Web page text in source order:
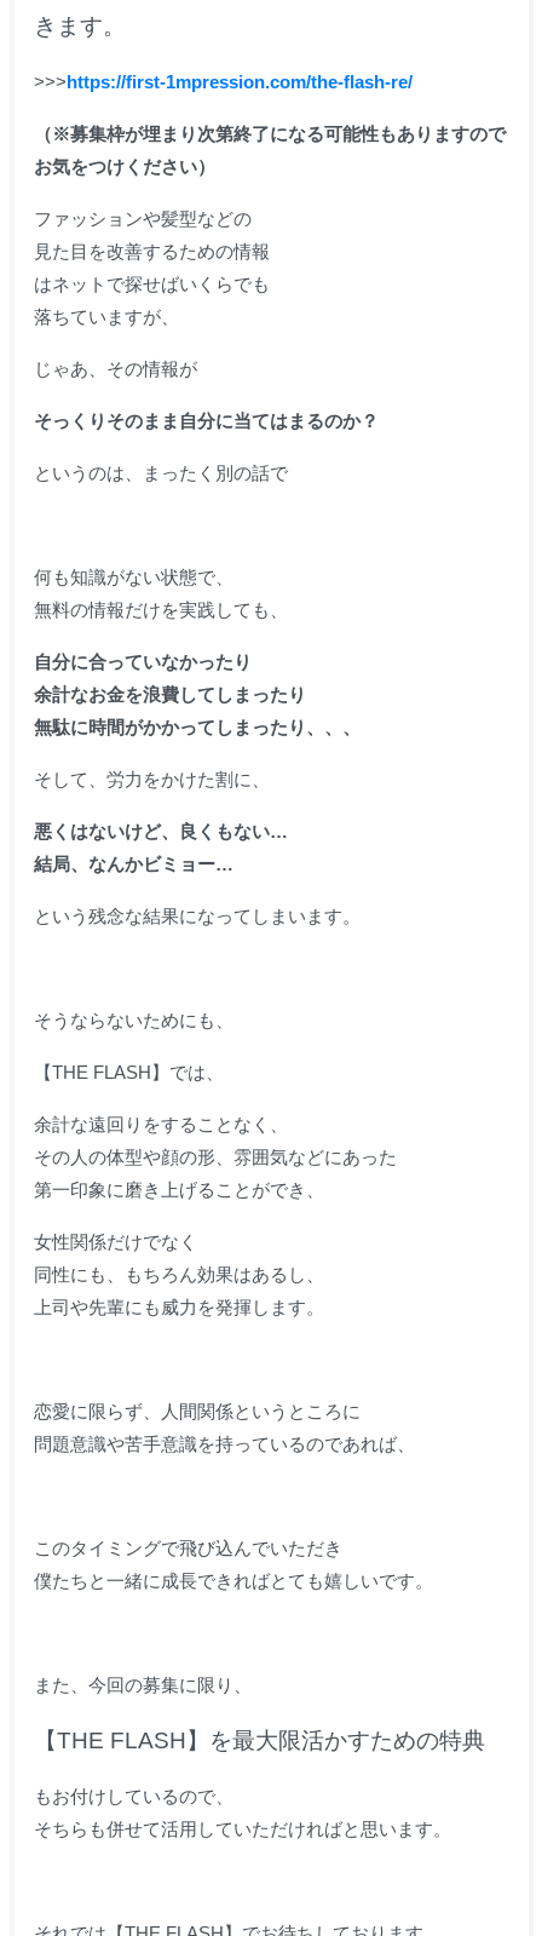
きます。
>>>https://first-1mpression.com/the-flash-re/
（※募集枠が埋まり次第終了になる可能性もありますので
お気をつけください）
ファッションや髪型などの
見た目を改善するための情報
はネットで探せばいくらでも
落ちていますが、
じゃあ、その情報が
そっくりそのまま自分に当てはまるのか？
というのは、まったく別の話で
何も知識がない状態で、
無料の情報だけを実践しても、
自分に合っていなかったり
余計なお金を浪費してしまったり
無駄に時間がかかってしまったり、、、
そして、労力をかけた割に、
悪くはないけど、良くもない…
結局、なんかビミョー…
という残念な結果になってしまいます。
そうならないためにも、
【THE FLASH】では、
余計な遠回りをすることなく、
その人の体型や顔の形、雰囲気などにあった
第一印象に磨き上げることができ、
女性関係だけでなく
同性にも、もちろん効果はあるし、
上司や先輩にも威力を発揮します。
恋愛に限らず、人間関係というところに
問題意識や苦手意識を持っているのであれば、
このタイミングで飛び込んでいただき
僕たちと一緒に成長できればとても嬉しいです。
また、今回の募集に限り、
【THE FLASH】を最大限活かすための特典
もお付けしているので、
そちらも併せて活用していただければと思います。